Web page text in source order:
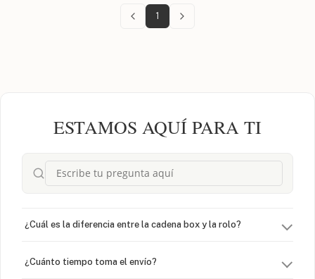
1
ESTAMOS AQUÍ PARA TI
¿Cuál es la diferencia entre la cadena box y la rolo?
¿Cuánto tiempo toma el envío?